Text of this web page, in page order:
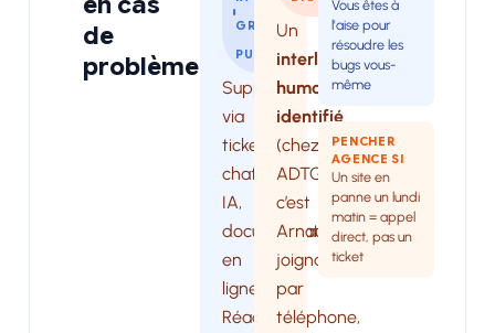
de
problème
GRAND
PUBLIC
Support
via
tickets,
chat
IA,
documentation
en
ligne.
Réactivité
Un
interlocuteur
humain
identifié
(chez
ADTG,
c’est
Arnaud),
joignable
par
téléphone,
Vous êtes à
l'aise pour
résoudre les
bugs vous-
même
PENCHER
AGENCE SI
Un site en
panne un lundi
matin = appel
direct, pas un
ticket